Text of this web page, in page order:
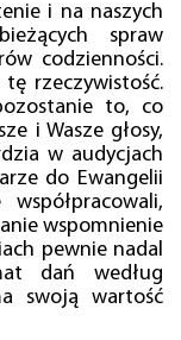
i na naszych
spraw
codzienności.
rzeczywistość.
to, co
i Wasze głosy,
w audycjach
do Ewangelii
wspomnienie
pewnie nadal
dań według
swoją wartość